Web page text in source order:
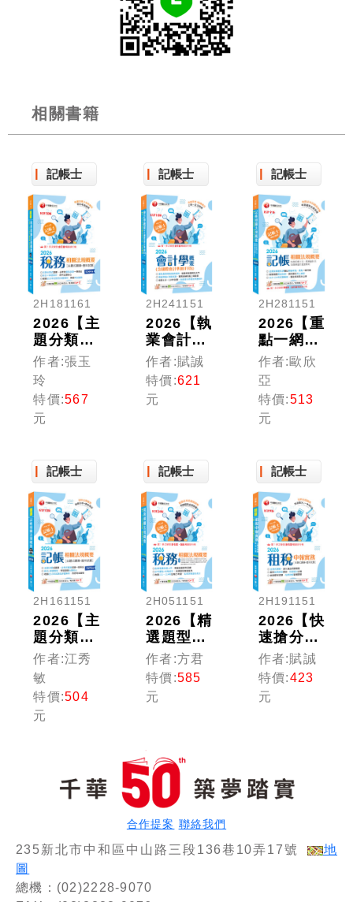
相關書籍
記帳士
2H181161
2026【主
題分類式
必考題
庫】稅務
相關法規
概要[主
題式題庫
十版］
（記帳
士）
作者:張玉
玲
特價:567
元
記帳士
2H241151
2026【執
業會計師
年年再
版】會計
學概要
(含國際
（記帳
士）
作者:賦誠
特價:621
元
記帳士
2H281151
2026【重
點一網打
盡】記帳
相關法規
概要(包
含記帳士
法、商業
處理準
則)〔九
版〕（記
帳士）
作者:歐欣
亞
特價:513
元
記帳士
2H161151
2026【主
題分類式
必考題
庫】記帳
相關法規
概要[主
題式題庫
（記帳
作者:江秀
敏
特價:504
元
記帳士
2H051151
2026【精
選題型即
時演練
】稅務相
關法規概
要(包括
稽徵法、
加值型及
非加值
型) [二
十四版]
作者:方君
特價:585
元
記帳士
2H191151
2026【快
速搶分必
備】租稅
申報實務
[主題式
題庫+歷
[九版]
（記帳
作者:賦誠
特價:423
元
合作提案 聯絡我們
235新北市中和區中山路三段136巷10弄17號
地
圖
總機：(02)2228-9070